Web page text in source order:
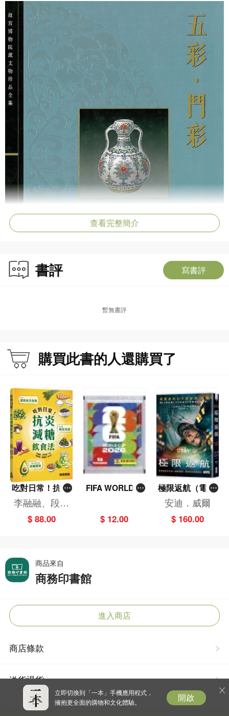
查看完整簡介
書評 寫書評
暫無書評
購買此書的人還購買了
吃對日常！抗炎
減糖飲食法
李融融、段佳
麗,黃梨煜、顧
凱辰
$ 88.00
FIFA WORLD C
包）
$ 12.00
極限返航（電影
書衣典藏版）
（獨家收錄作者
訪談）
安迪．威爾
$ 160.00
商品來自
商務印書館
進入商店
商店條款
送貨退貨
立即切換到「一本」手機應用程式，
擁抱更全面的購物和文化體驗。
開啟